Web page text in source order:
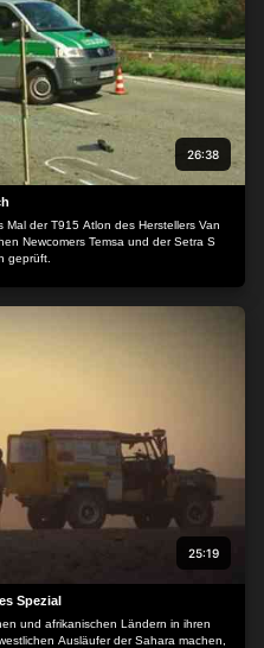
26:38
Mal der T915 Atlon des Herstellers Van
Newcomers Temsa und der Setra S
geprüft.
25:19
Spezial
und afrikanischen Ländern in ihren
Ausläufer der Sahara machen,